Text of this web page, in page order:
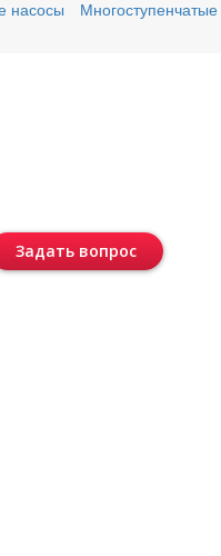
насосы
Задать вопрос